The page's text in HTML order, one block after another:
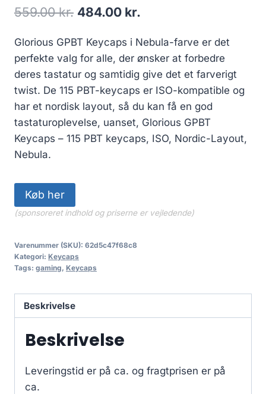
559.00kr. Original
was:
559.00 kr..
484.00 kr.
is:
484.00 kr..
Glorious GPBT Keycaps i Nebula-farve er det
perfekte valg for alle, der ønsker at forbedre
deres tastatur og samtidig give det et farverigt
twist. De 115 PBT-keycaps er ISO-kompatible og
har et nordisk layout, så du kan få en god
tastaturoplevelse, uanset, Glorious GPBT
Keycaps – 115 PBT keycaps, ISO, Nordic-Layout,
Nebula.
Køb her
(sponsoreret indhold og priserne er vejledende)
Varenummer (SKU): 62d5c47f68c8
Kategori: Keycaps
Tags: gaming, Keycaps
Beskrivelse
Beskrivelse
Leveringstid er på ca. og fragtprisen er på
ca.